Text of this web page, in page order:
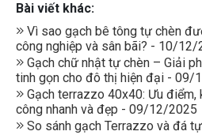
Bài viết khác:
Vì sao gạch bê tông tự chèn
công nghiệp và sân bãi? - 10/12/
Gạch chữ nhật tự chèn – Giải
tinh gọn cho đô thị hiện đại - 09/
Gạch terrazzo 40x40: Ưu
công nhanh và đẹp - 09/12/2025
So sánh gạch Terrazzo và đá